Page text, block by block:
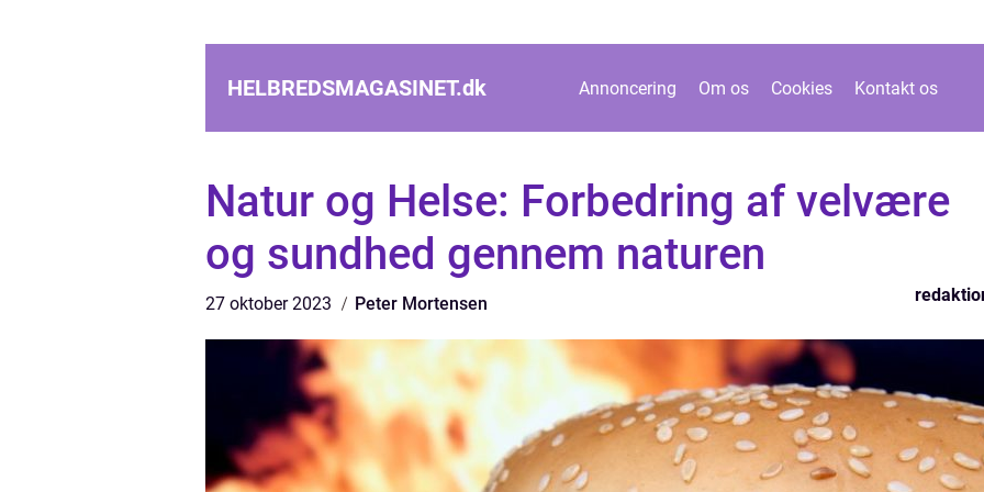
HELBREDSMAGASINET.dk Annoncering Om os Cookies Kontakt os
Natur og Helse: Forbedring af velvære
og sundhed gennem naturen
27 oktober 2023 Peter Mortensen